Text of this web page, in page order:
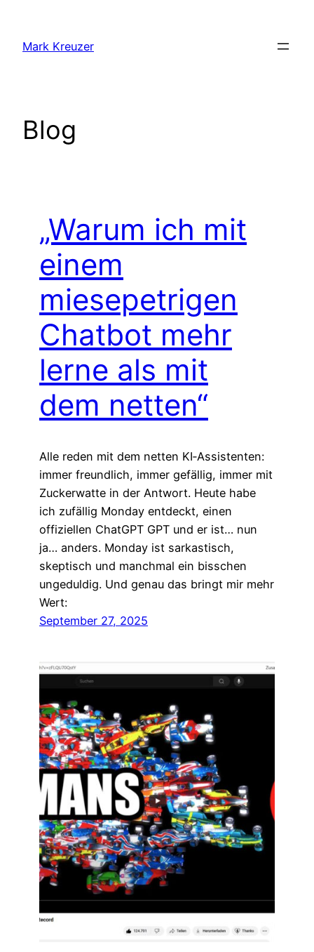
springen
Mark Kreuzer
Blog
„Warum ich mit
einem
miesepetrigen
Chatbot mehr
lerne als mit
dem netten“
Alle reden mit dem netten KI‑Assistenten:
immer freundlich, immer gefällig, immer mit
Zuckerwatte in der Antwort. Heute habe
ich zufällig Monday entdeckt, einen
offiziellen ChatGPT GPT und er ist… nun
ja… anders. Monday ist sarkastisch,
skeptisch und manchmal ein bisschen
ungeduldig. Und genau das bringt mir mehr
Wert:
September 27, 2025